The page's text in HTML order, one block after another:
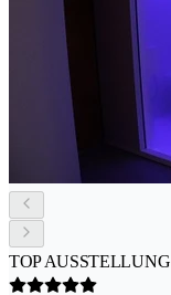
TOP AUSSTELLUNG